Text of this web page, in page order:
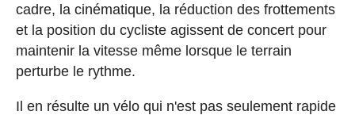
cadre, la cinématique, la réduction des frottements
et la position du cycliste agissent de concert pour
maintenir la vitesse même lorsque le terrain
perturbe le rythme.
Il en résulte un vélo qui n'est pas seulement rapide